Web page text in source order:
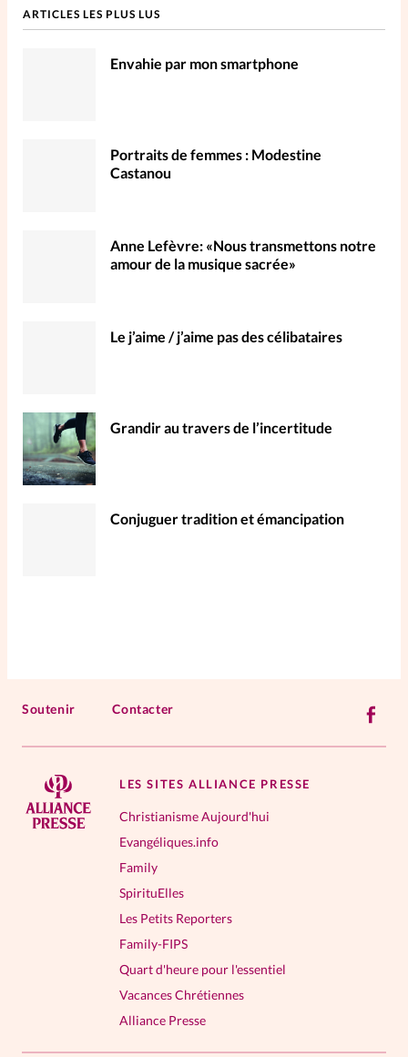
ARTICLES LES PLUS LUS
Envahie par mon smartphone
Portraits de femmes : Modestine
Castanou
Anne Lefèvre: «Nous transmettons notre
amour de la musique sacrée»
Le j’aime / j’aime pas des célibataires
Grandir au travers de l’incertitude
Conjuguer tradition et émancipation
Soutenir Contacter
LES SITES ALLIANCE PRESSE
Christianisme Aujourd'hui
Evangéliques.info
Family
SpirituElles
Les Petits Reporters
Family-FIPS
Quart d'heure pour l'essentiel
Vacances Chrétiennes
Alliance Presse